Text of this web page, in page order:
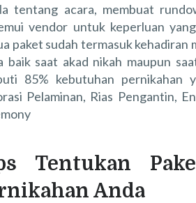
tentang acara, membuat
vendor untuk keperluan
paket sudah termasuk
baik saat akad nikah maupun
85% kebutuhan pernikahan
Pelaminan, Rias Pengantin,
Tentukan
Anda